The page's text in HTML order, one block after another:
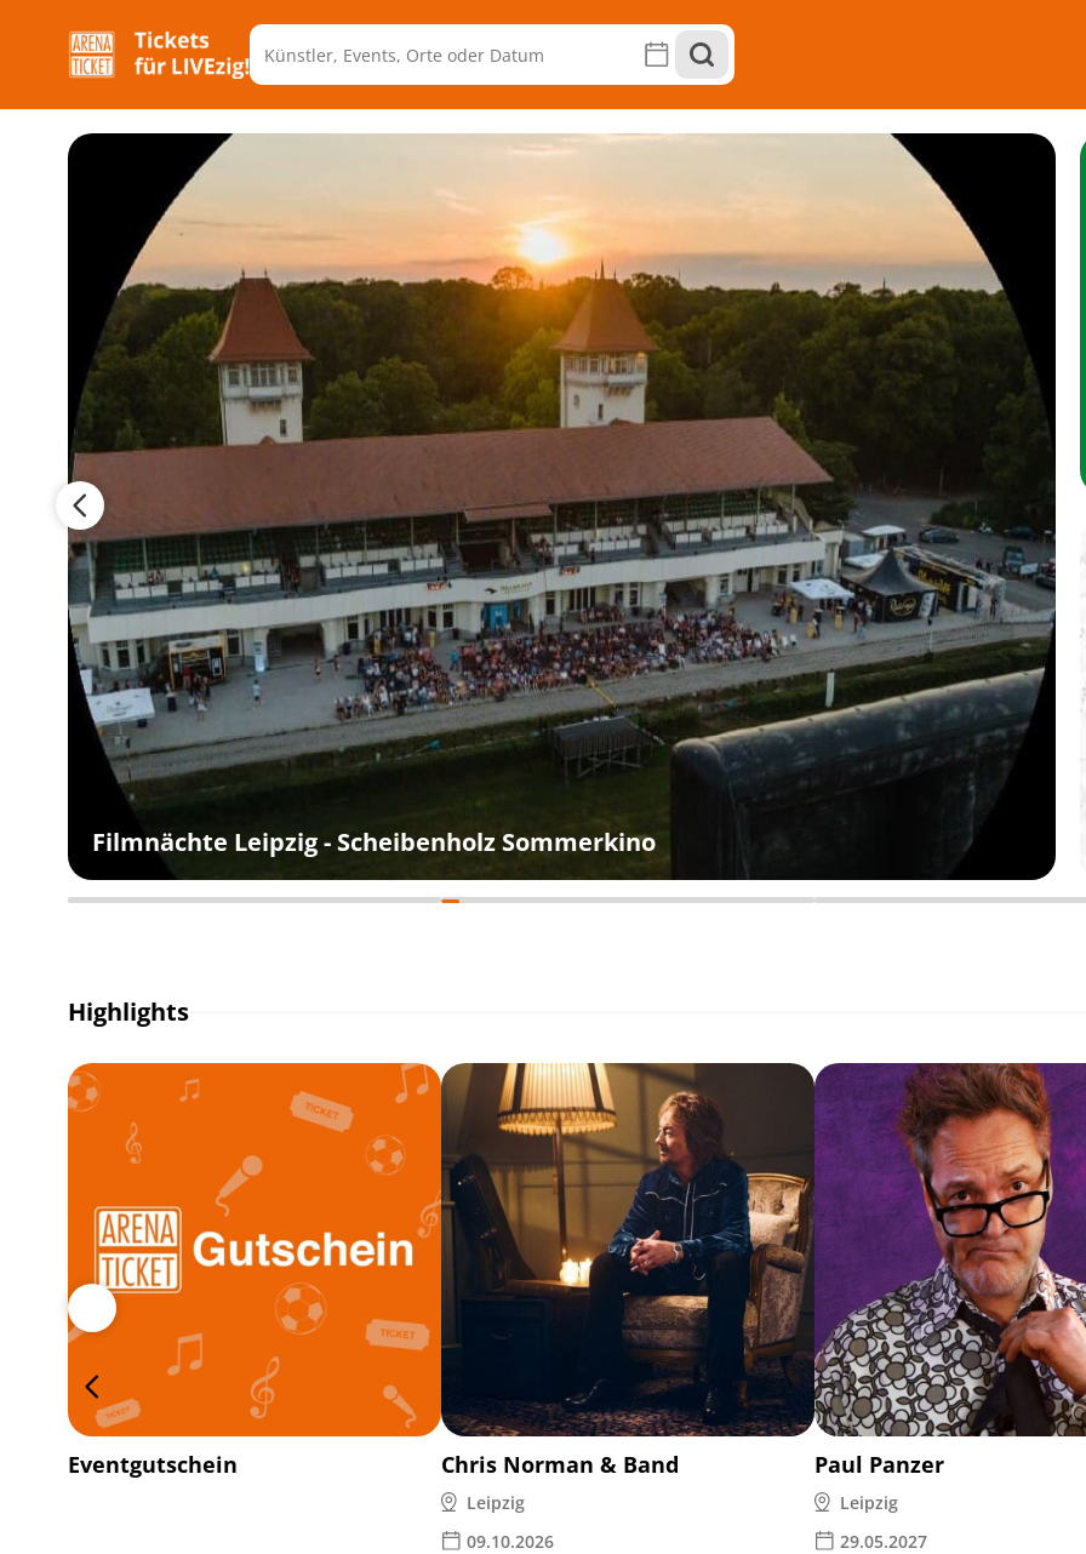
Filmnächte Leipzig - Scheibenholz Sommerkino
Highlights
Eventgutschein Chris Norman & Band
Leipzig
09.10.2026
Paul Panzer
Leipzig
29.05.2027